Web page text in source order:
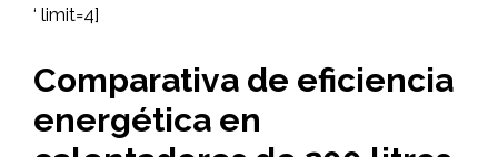
‘ limit=4]
Comparativa de eficiencia
energética en